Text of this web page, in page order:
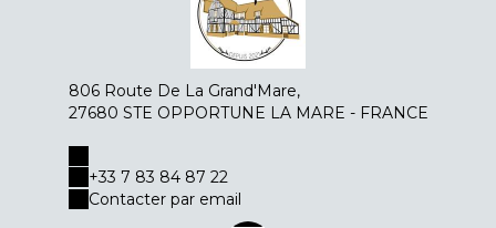
806 Route De La Grand'Mare,
27680 STE OPPORTUNE LA MARE - FRANCE
+33 7 83 84 87 22
Contacter par email